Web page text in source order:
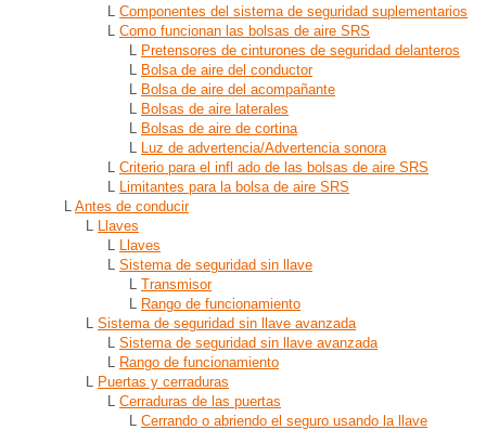
L Componentes del sistema de seguridad suplementarios
L Como funcionan las bolsas de aire SRS
L Pretensores de cinturones de seguridad delanteros
L Bolsa de aire del conductor
L Bolsa de aire del acompañante
L Bolsas de aire laterales
L Bolsas de aire de cortina
L Luz de advertencia/Advertencia sonora
L Criterio para el infl ado de las bolsas de aire SRS
L Limitantes para la bolsa de aire SRS
L Antes de conducir
L Llaves
L Llaves
L Sistema de seguridad sin llave
L Transmisor
L Rango de funcionamiento
L Sistema de seguridad sin llave avanzada
L Sistema de seguridad sin llave avanzada
L Rango de funcionamiento
L Puertas y cerraduras
L Cerraduras de las puertas
L Cerrando o abriendo el seguro usando la llave